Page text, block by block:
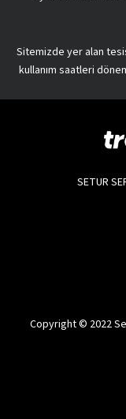
Sitemizde yer alan
kullanım saatleri
SETUR
Copyright © 2022